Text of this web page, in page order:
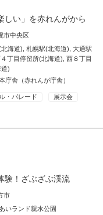
しい」を赤れんがから
市中央区
海道) ,札幌駅(北海道) ,大通駅
丁目停留所(北海道) ,西８丁目
)
庁舎（赤れんが庁舎）
・パレード 展示会
験！ざぶざぶ渓流
市
いランド親水公園